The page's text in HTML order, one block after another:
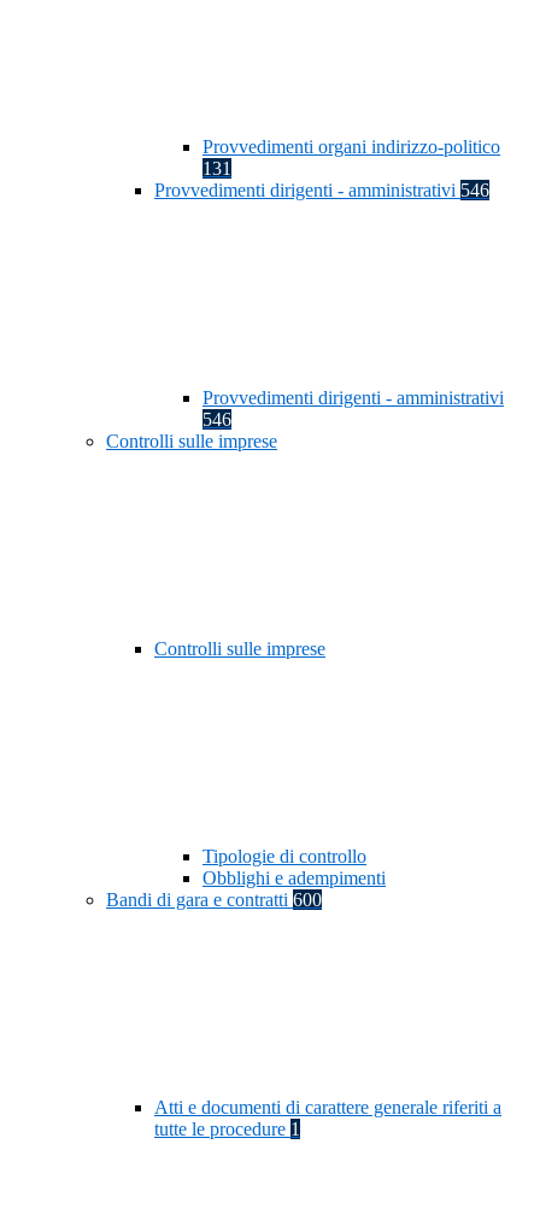
Provvedimenti organi indirizzo-politico
131
Provvedimenti dirigenti - amministrativi 546
Provvedimenti dirigenti - amministrativi
546
Controlli sulle imprese
Controlli sulle imprese
Tipologie di controllo
Obblighi e adempimenti
Bandi di gara e contratti 600
Atti e documenti di carattere generale riferiti a
tutte le procedure 1